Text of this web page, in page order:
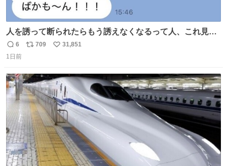
人を誘って断られたらもう誘えなくなるって人、これ見て
元気出してほしい
返
信
6
リ
ト
数
709
い
数
31,851
1日前